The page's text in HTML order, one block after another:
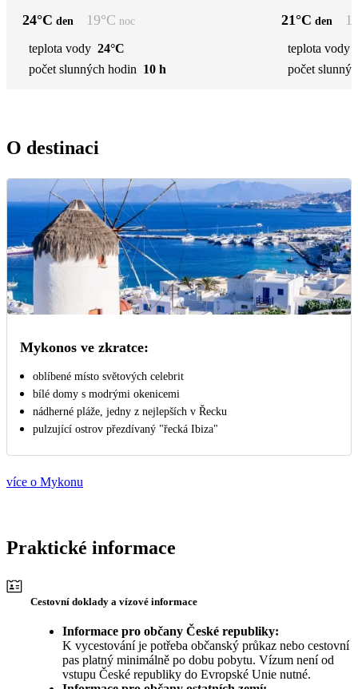
24°C den 19°C noc
teplota vody 24°C
počet slunných hodin 10 h
21°C den
teplota vody
počet
O destinaci
Mykonos ve zkratce:
oblíbené místo světových celebrit
bílé domy s modrými okenicemi
nádherné pláže, jedny z nejlepších v Řecku
pulzující ostrov přezdívaný "řecká Ibiza"
více o Mykonu
Praktické informace
Cestovní doklady a vízové informace
Informace pro občany České republiky:
K vycestování je potřeba občanský průkaz nebo cestovní
pas platný minimálně po dobu pobytu. Vízum není od
vstupu České republiky do Evropské Unie nutné.